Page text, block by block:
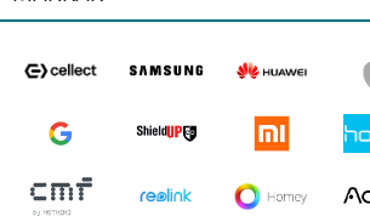
SAMSUNG GALAXY Z
FLIP7 FE
SAMSUNG GALAXY Z